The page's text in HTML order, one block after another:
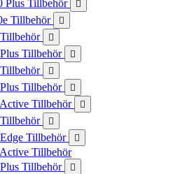
Plus Tillbehör 
Tillbehör 

Tillbehör 

Tillbehör 
Tillbehör 

Tillbehör 
Tillbehör
Tillbehör
